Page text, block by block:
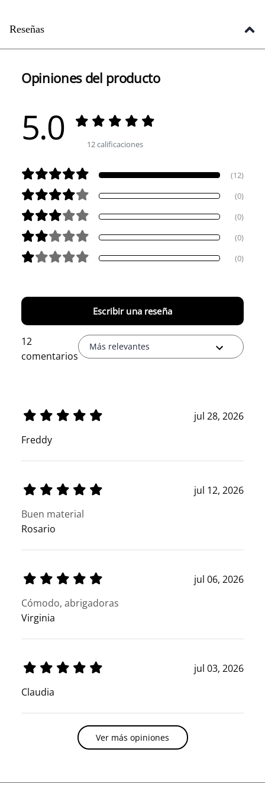
Reseñas
Opiniones del producto
5.0 12 calificaciones
(12)
(0)
(0)
(0)
(0)
Escribir una reseña
12
comentarios
Más relevantes
jul 28, 2026
Freddy
jul 12, 2026
Buen material
Rosario
jul 06, 2026
Cómodo, abrigadoras
Virginia
jul 03, 2026
Claudia
Ver más opiniones